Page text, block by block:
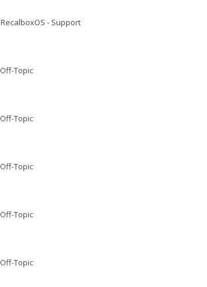
RecalboxOS - Support
Off-Topic
Off-Topic
Off-Topic
Off-Topic
Off-Topic